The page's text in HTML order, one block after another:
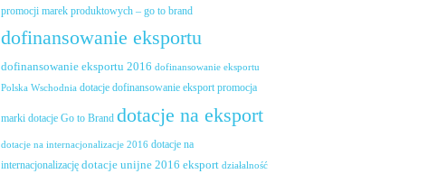
promocji marek produktowych – go to brand
dofinansowanie eksportu
dofinansowanie eksportu 2016 dofinansowanie eksportu
Polska Wschodnia dotacje dofinansowanie eksport promocja
marki dotacje Go to Brand dotacje na eksport
dotacje na internacjonalizacje 2016 dotacje na
internacjonalizację dotacje unijne 2016 eksport działalność